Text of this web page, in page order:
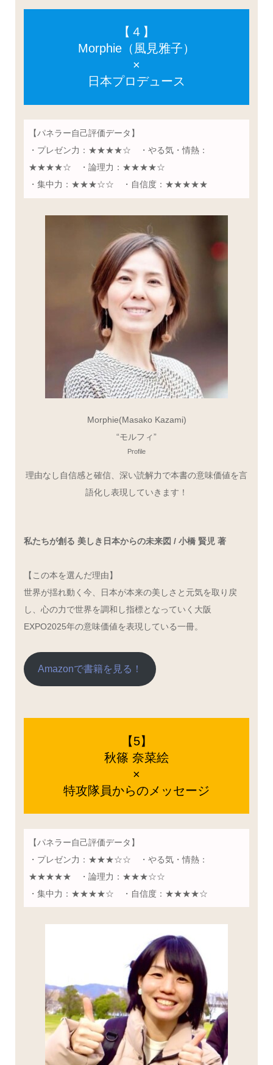
【４】
Morphie（風見雅子）
×
日本プロデュース
【パネラー自己評価データ】
・プレゼン力：★★★★☆ ・やる気・情熱：
★★★★☆ ・論理力：★★★★☆
・集中力：★★★☆☆ ・自信度：★★★★★
Morphie(Masako Kazami)
“モルフィ”
Profile
理由なし自信感と確信、深い読解力で本書の意味価値を言
語化し表現していきます！
私たちが創る 美しき日本からの未来図 / 小橋 賢児 著
【この本を選んだ理由】
世界が揺れ動く今、日本が本来の美しさと元気を取り戻
し、心の力で世界を調和し指標となっていく大阪
EXPO2025年の意味価値を表現している一冊。
Amazonで書籍を見る！
【5】
秋篠 奈菜絵
×
特攻隊員からのメッセージ
【パネラー自己評価データ】
・プレゼン力：★★★☆☆ ・やる気・情熱：
★★★★★ ・論理力：★★★☆☆
・集中力：★★★★☆ ・自信度：★★★★☆